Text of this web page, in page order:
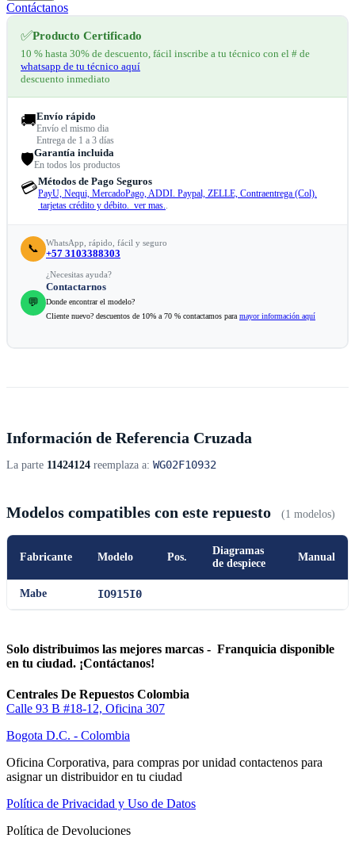
Contáctanos
✅Producto Certificado
10 % hasta 30% de descuento, fácil inscribe a tu técnico con el # de
whatsapp de tu técnico aquí
descuento inmediato
🚚Envío rápido
Envío el mismo dia
Entrega de 1 a 3 días
🛡️Garantía incluida
En todos los productos
💳Métodos de Pago Seguros
PayU, Nequi, MercadoPago, ADDI. Paypal, ZELLE, Contraentrega (Col).
tarjetas crédito y débito. ver mas..
📞 WhatsApp, rápido, fácil y seguro
+57 3103388303
💬
¿Necesitas ayuda?
Contactarnos
Donde encontrar el modelo?
Cliente nuevo? descuentos de 10% a 70 % contactamos para mayor información aquí
Información de Referencia Cruzada
La parte 11424124 reemplaza a: WG02F10932
Modelos compatibles con este repuesto (1 modelos)
Fabricante Modelo Pos.
Diagramas
de despiece
Manual
Mabe IO915I0
Solo distribuimos las mejores marcas - Franquicia disponible
en tu ciudad. ¡Contáctanos!
Centrales De Repuestos Colombia
Calle 93 B #18-12, Oficina 307
Bogota D.C. - Colombia
Oficina Corporativa, para compras por unidad contactenos para
asignar un distribuidor en tu ciudad
Política de Privacidad y Uso de Datos
Política de Devoluciones